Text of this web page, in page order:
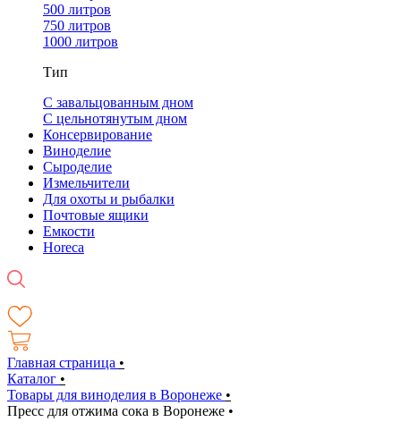
500 литров
750 литров
1000 литров
Тип
С завальцованным дном
С цельнотянутым дном
Консервирование
Виноделие
Сыроделие
Измельчители
Для охоты и рыбалки
Почтовые ящики
Емкости
Horeca
Главная страница •
Каталог •
Товары для виноделия в Воронеже •
Пресс для отжима сока в Воронеже •